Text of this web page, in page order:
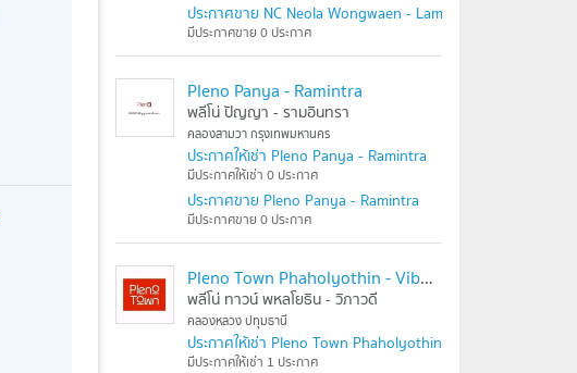
ประกาศขาย NC Neola Wongwaen - Lamlukka
มีประกาศขาย 0 ประกาศ
Pleno Panya - Ramintra
พลีโน่ ปัญญา - รามอินทรา
คลองสามวา กรุงเทพมหานคร
ประกาศให้เช่า Pleno Panya - Ramintra
มีประกาศให้เช่า 0 ประกาศ
ประกาศขาย Pleno Panya - Ramintra
มีประกาศขาย 0 ประกาศ
Pleno Town Phaholyothin - Vibhavadi
พลีโน่ ทาวน์ พหลโยธิน - วิภาวดี
คลองหลวง ปทุมธานี
ประกาศให้เช่า Pleno Town Phaholyothin - Vibhavadi
มีประกาศให้เช่า 1 ประกาศ